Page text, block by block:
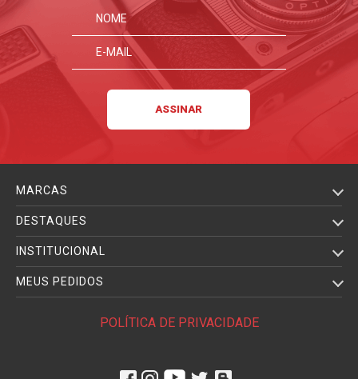
MARCAS
DESTAQUES
INSTITUCIONAL
MEUS PEDIDOS
POLÍTICA DE PRIVACIDADE